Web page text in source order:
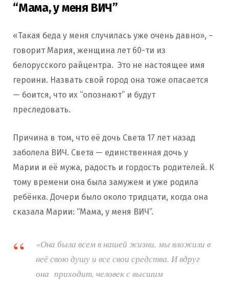
“Мама, у меня ВИЧ”
«Такая беда у меня случилась уже очень давно», –
говорит Мария, женщина лет 60-ти из
белорусского райцентра. Это не настоящее имя
героини. Назвать свой город она тоже опасается
— боится, что их “опознают” и будут
преследовать.
Причина в том, что её дочь Света 17 лет назад
заболела ВИЧ. Света — единственная дочь у
Марии и её мужа, радость и гордость родителей. К
тому времени она была замужем и уже родила
ребёнка. Дочери было около тридцати, когда она
сказала Марии: “Мама, у меня ВИЧ”.
«Она была всем в нашей жизни, мы вложили в
неё свою душу и все свои средства. И вдруг
она приходит, человек с высшим